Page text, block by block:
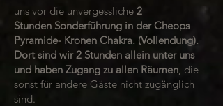
uns vor die unvergessliche 2
Stunden Sonderführung in der Cheops
Pyramide- Kronen Chakra. (Vollendung).
Dort sind wir 2 Stunden allein unter uns
und haben Zugang zu allen Räumen, die
sonst für andere Gäste nicht zugänglich
sind.